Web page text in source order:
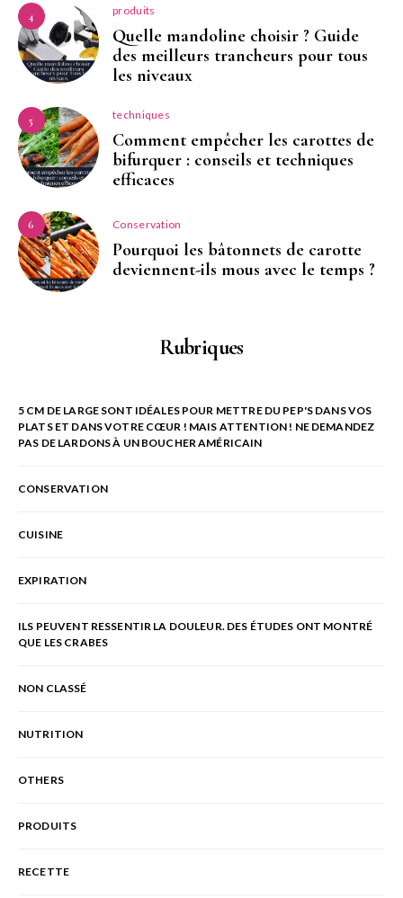
4 produits
Quelle mandoline choisir ? Guide
des meilleurs trancheurs pour tous
les niveaux
5 techniques
Comment empêcher les carottes de
bifurquer : conseils et techniques
efficaces
6 Conservation
Pourquoi les bâtonnets de carotte
deviennent-ils mous avec le temps ?
Rubriques
5 CM DE LARGE SONT IDÉALES POUR METTRE DU PEP'S DANS VOS
PLATS ET DANS VOTRE CŒUR ! MAIS ATTENTION ! NE DEMANDEZ
PAS DE LARDONS À UN BOUCHER AMÉRICAIN
CONSERVATION
CUISINE
EXPIRATION
ILS PEUVENT RESSENTIR LA DOULEUR. DES ÉTUDES ONT MONTRÉ
QUE LES CRABES
NON CLASSÉ
NUTRITION
OTHERS
PRODUITS
RECETTE